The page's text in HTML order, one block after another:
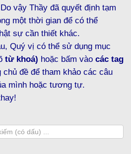
vậy Thầy đã quyết định tạm
một thời gian để có thể
sự cần thiết khác.
Quý vị có thể sử dụng mục
từ khoá) hoặc bấm vào các tag
đề để tham khảo các câu
mình hoặc tương tự.